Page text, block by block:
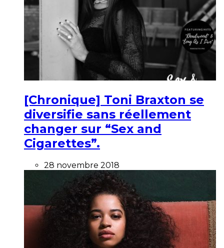
[Chronique] Toni Braxton se
diversifie sans réellement
changer sur “Sex and
Cigarettes”.
28 novembre 2018